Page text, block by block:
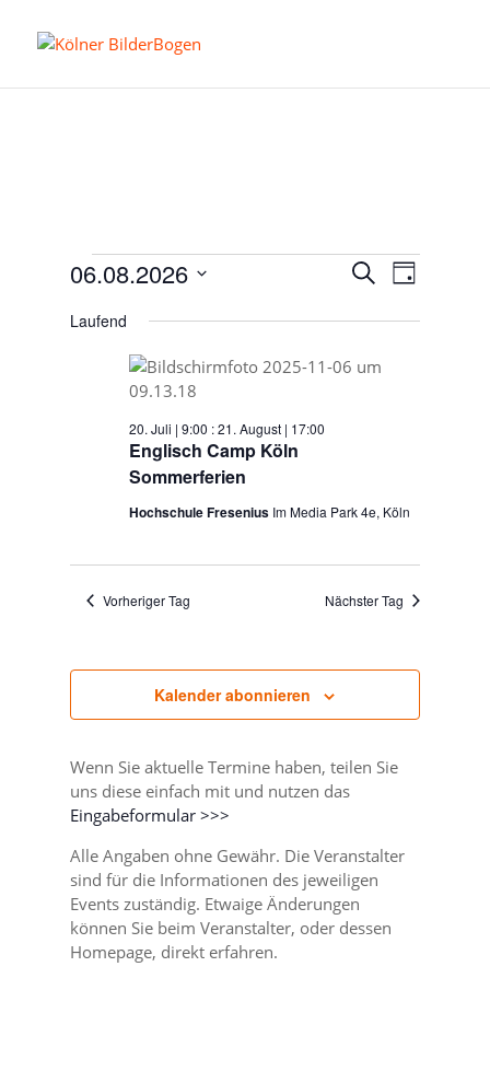
Veranstaltungen
für
August
2026
und
Ansichten,
SucheTag
06.08.2026
wählen.
Laufend
Englisch Camp Köln
Sommerferien
20. Juli | 9:00 :21. August | 17:00
Hochschule Fresenius Im Media Park 4e, Köln
Vorheriger Tag Nächster Tag
Kalender abonnieren
Wenn Sie aktuelle Termine haben, teilen Sie
uns diese einfach mit und nutzen das
Eingabeformular >>>
Alle Angaben ohne Gewähr. Die Veranstalter
sind für die Informationen des jeweiligen
Events zuständig. Etwaige Änderungen
können Sie beim Veranstalter, oder dessen
Homepage, direkt erfahren.